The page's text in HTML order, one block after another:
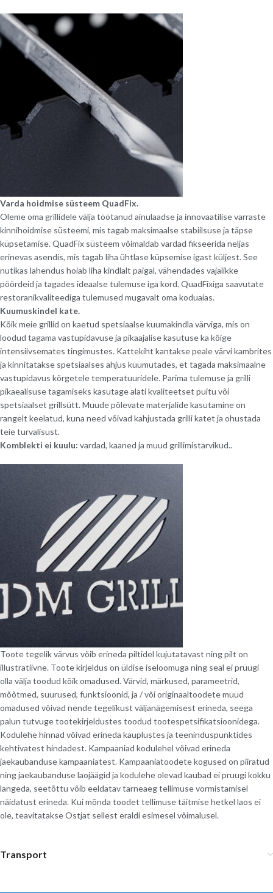
Varda hoidmise süsteem QuadFix.
Oleme oma grillidele välja töötanud ainulaadse ja innovaatilise varraste
kinnihoidmise süsteemi, mis tagab maksimaalse stabiilsuse ja täpse
küpsetamise. QuadFix süsteem võimaldab vardad fikseerida neljas
erinevas asendis, mis tagab liha ühtlase küpsemise igast küljest. See
nutikas lahendus hoiab liha kindlalt paigal, vähendades vajalikke
pöördeid ja tagades ideaalse tulemuse iga kord. QuadFixiga saavutate
restoranikvaliteediga tulemused mugavalt oma koduaias.
Kuumuskindel kate.
Kõik meie grillid on kaetud spetsiaalse kuumakindla värviga, mis on
loodud tagama vastupidavuse ja pikaajalise kasutuse ka kõige
intensiivsemates tingimustes. Kattekiht kantakse peale värvi kambrites
ja kinnitatakse spetsiaalses ahjus kuumutades, et tagada maksimaalne
vastupidavus kõrgetele temperatuuridele. Parima tulemuse ja grilli
pikaealisuse tagamiseks kasutage alati kvaliteetset puitu või
spetsiaalset grillsütt. Muude põlevate materjalide kasutamine on
rangelt keelatud, kuna need võivad kahjustada grilli katet ja ohustada
teie turvalisust.
Komblekti ei kuulu: vardad, kaaned ja muud grillimistarvikud..
Toote tegelik värvus võib erineda piltidel kujutatavast ning pilt on
illustratiivne. Toote kirjeldus on üldise iseloomuga ning seal ei pruugi
olla välja toodud kõik omadused. Värvid, märkused, parameetrid,
mõõtmed, suurused, funktsioonid, ja / või originaaltoodete muud
omadused võivad nende tegelikust väljanägemisest erineda, seega
palun tutvuge tootekirjeldustes toodud tootespetsifikatsioonidega.
Kodulehe hinnad võivad erineda kauplustes ja teeninduspunktides
kehtivatest hindadest. Kampaaniad kodulehel võivad erineda
jaekaubanduse kampaaniatest. Kampaaniatoodete kogused on piiratud
ning jaekaubanduse laojäägid ja kodulehe olevad kaubad ei pruugi kokku
langeda, seetõttu võib eeldatav tarneaeg tellimuse vormistamisel
näidatust erineda. Kui mõnda toodet tellimuse täitmise hetkel laos ei
ole, teavitatakse Ostjat sellest eraldi esimesel võimalusel.
Transport